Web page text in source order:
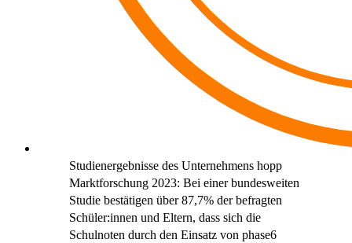
Studienergebnisse des Unternehmens hopp
Marktforschung 2023: Bei einer bundesweiten
Studie bestätigen über 87,7% der befragten
Schüler:innen und Eltern, dass sich die
Schulnoten durch den Einsatz von phase6